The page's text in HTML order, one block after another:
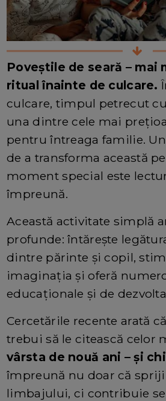
Poveștile de seară – mai
ritual înainte de culcare.
culcare, timpul petrecut
una dintre cele mai
pentru întreaga familie.
de a transforma această
moment special este
împreună.
Această activitate simplă
profunde: întărește
dintre părinte și copil,
imaginația și oferă
educaționale și de
Cercetările recente arată
trebui să le citească celor
vârsta de nouă ani – și
împreună nu doar că
limbajului, ci contribuie